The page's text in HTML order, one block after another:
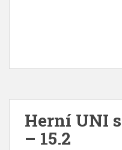
Herní UNI
– 15.2